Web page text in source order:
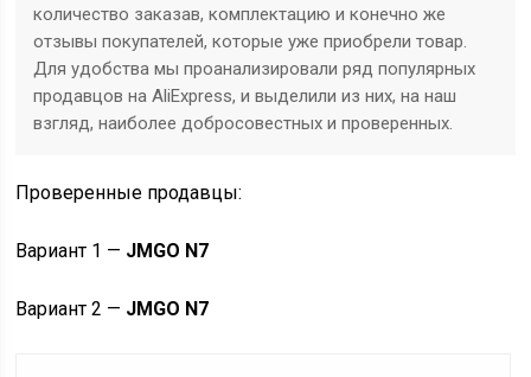
количество заказав, комплектацию и конечно же
отзывы покупателей, которые уже приобрели товар.
Для удобства мы проанализировали ряд популярных
продавцов на AliExpress, и выделили из них, на наш
взгляд, наиболее добросовестных и проверенных.
Проверенные продавцы:
Вариант 1 — JMGO N7
Вариант 2 — JMGO N7